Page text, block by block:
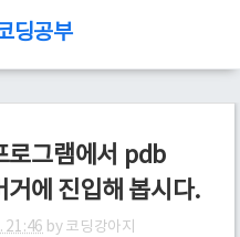
딩공부
로그램에서 pdb
에 진입해 봅시다.
21:46 by코딩강아지